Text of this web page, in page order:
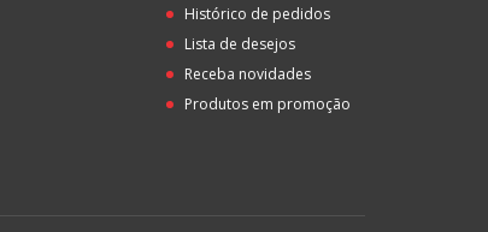
Histórico de pedidos
Lista de desejos
Receba novidades
Produtos em promoção